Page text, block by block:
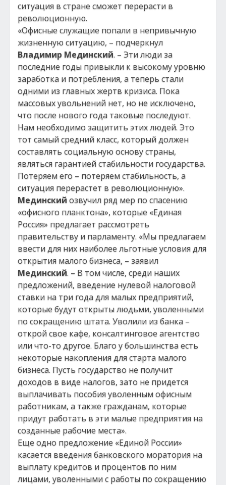
ситуация в стране сможет перерасти в
революционную.
«Офисные служащие попали в непривычную
жизненную ситуацию, – подчеркнул
Владимир Мединский. – Эти люди за
последние годы привыкли к высокому уровню
заработка и потребления, а теперь стали
одними из главных жертв кризиса. Пока
массовых увольнений нет, но не исключено,
что после нового года таковые последуют.
Нам необходимо защитить этих людей. Это
тот самый средний класс, который должен
составлять социальную основу страны,
являться гарантией стабильности государства.
Потеряем его – потеряем стабильность, а
ситуация перерастет в революционную».
Мединский озвучил ряд мер по спасению
«офисного планктона», которые «Единая
Россия» предлагает рассмотреть
правительству и парламенту. «Мы предлагаем
ввести для них наиболее льготные условия для
открытия малого бизнеса, – заявил
Мединский. – В том числе, среди наших
предложений, введение нулевой налоговой
ставки на три года для малых предприятий,
которые будут открыты людьми, уволенными
по сокращению штата. Уволили из банка –
открой свое кафе, консалтинговое агентство
или что-то другое. Благо у большинства есть
некоторые накопления для старта малого
бизнеса. Пусть государство не получит
доходов в виде налогов, зато не придется
выплачивать пособия уволенным офисным
работникам, а также гражданам, которые
придут работать в эти малые предприятия на
созданные рабочие места».
Еще одно предложение «Единой России»
касается введения банковского моратория на
выплату кредитов и процентов по ним
лицами, уволенными с работы по сокращению